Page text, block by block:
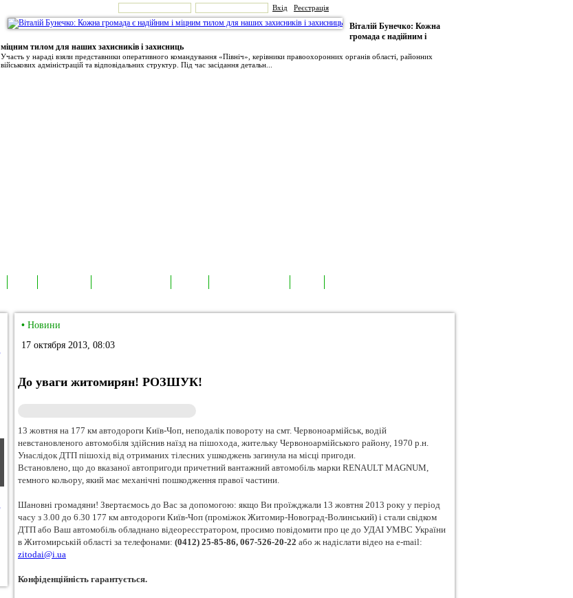
Вхід Реєстрація
Віталій Бунечко: Кожна
громада є надійним і
міцним тилом для наших захисників і захисниць
Участь у нараді взяли представники оперативного командування «Північ», керівники правоохоронних органів області, районних
військових адміністрацій та відповідальних структур. Під час засідання детальн...
• Новини
17 октября 2013, 08:03
До уваги житомирян! РОЗШУК!
13 жовтня на 177 км автодороги Київ-Чоп, неподалік повороту на смт. Червоноармійськ, водій
невстановленого автомобіля здійснив наїзд на пішохода, жительку Червоноармійського району, 1970 р.н.
Унаслідок ДТП пішохід від отриманих тілесних ушкоджень загинула на місці пригоди.
Встановлено, що до вказаної автопригоди причетний вантажний автомобіль марки RENAULT MAGNUM,
темного кольору, який має механічні пошкодження правої частини.
Шановні громадяни! Звертаємось до Вас за допомогою: якщо Ви проїжджали 13 жовтня 2013 року у період
часу з 3.00 до 6.30 177 км автодороги Київ-Чоп (проміжок Житомир-Новоград-Волинський) і стали свідком
ДТП або Ваш автомобіль обладнано відеореєстратором, просимо повідомити про це до УДАІ УМВС України
в Житомирській області за телефонами: (0412) 25-85-86, 067-526-20-22 або ж надіслати відео на e-mail:
zitodai@i.ua
Конфіденційність гарантується.